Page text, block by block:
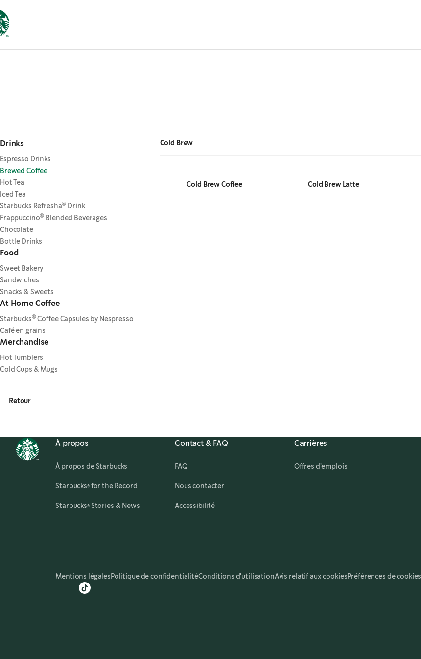
Drinks
Espresso Drinks
Brewed Coffee
Hot Tea
Iced Tea
Starbucks Refresha® Drink
Frappuccino® Blended Beverages
Chocolate
Bottle Drinks
Food
Sweet Bakery
Sandwiches
Snacks & Sweets
At Home Coffee
Starbucks®Coffee Capsules by Nespresso
Café en grains
Merchandise
Hot Tumblers
Cold Cups & Mugs
Retour
Cold Brew
Cold Brew Coffee Cold Brew Latte
À propos
À propos de Starbucks
Starbucks® for the Record opens in a new tab
Starbucks® Stories & News opens in a new tab
Contact & FAQ
FAQ
Nous contacter
Accessibilité
Carrières
Offres d'emplois
Mentions légalesPolitique de confidentialitéConditions d'utilisationAvis relatif aux cookiesPréférences de cookies